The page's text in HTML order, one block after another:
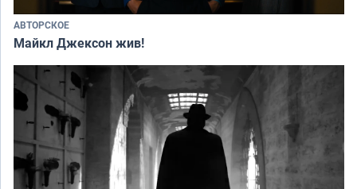
АВТОРСКОЕ
Майкл Джексон жив!